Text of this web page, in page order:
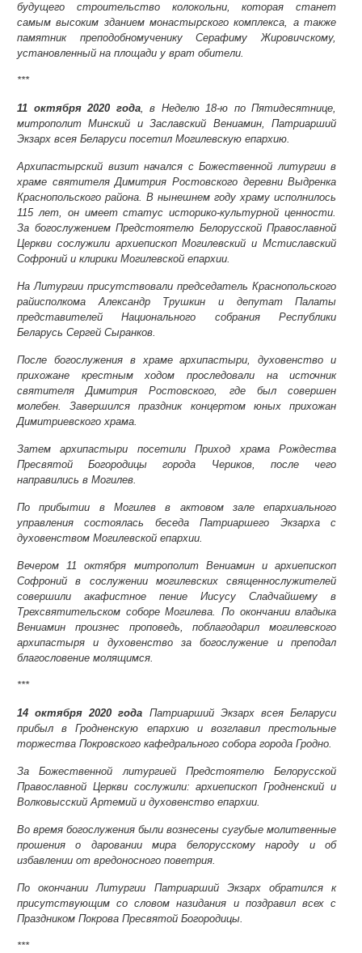
будущего строительство колокольни, которая станет
самым высоким зданием монастырского комплекса, а также
памятник преподобномученику Серафиму Жировичскому,
установленный на площади у врат обители.
***
11 октября 2020 года, в Неделю 18-ю по Пятидесятнице,
митрополит Минский и Заславский Вениамин, Патриарший
Экзарх всея Беларуси посетил Могилевскую епархию.
Архипастырский визит начался с Божественной литургии в
храме святителя Димитрия Ростовского деревни Выдренка
Краснопольского района. В нынешнем году храму исполнилось
115 лет, он имеет статус историко-культурной ценности.
За богослужением Предстоятелю Белорусской Православной
Церкви сослужили архиепископ Могилевский и Мстиславский
Софроний и клирики Могилевской епархии.
На Литургии присутствовали председатель Краснопольского
райисполкома Александр Трушкин и депутат Палаты
представителей Национального собрания Республики
Беларусь Сергей Сыранков.
После богослужения в храме архипастыри, духовенство и
прихожане крестным ходом проследовали на источник
святителя Димитрия Ростовского, где был совершен
молебен. Завершился праздник концертом юных прихожан
Димитриевского храма.
Затем архипастыри посетили Приход храма Рождества
Пресвятой Богородицы города Чериков, после чего
направились в Могилев.
По прибытии в Могилев в актовом зале епархиального
управления состоялась беседа Патриаршего Экзарха с
духовенством Могилевской епархии.
Вечером 11 октября митрополит Вениамин и архиепископ
Софроний в сослужении могилевских священнослужителей
совершили акафистное пение Иисусу Сладчайшему в
Трехсвятительском соборе Могилева. По окончании владыка
Вениамин произнес проповедь, поблагодарил могилевского
архипастыря и духовенство за богослужение и преподал
благословение молящимся.
***
14 октября 2020 года Патриарший Экзарх всея Беларуси
прибыл в Гродненскую епархию и возглавил престольные
торжества Покровского кафедрального собора города Гродно.
За Божественной литургией Предстоятелю Белорусской
Православной Церкви сослужили: архиепископ Гродненский и
Волковысский Артемий и духовенство епархии.
Во время богослужения были вознесены сугубые молитвенные
прошения о даровании мира белорусскому народу и об
избавлении от вредоносного поветрия.
По окончании Литургии Патриарший Экзарх обратился к
присутствующим со словом назидания и поздравил всех с
Праздником Покрова Пресвятой Богородицы.
***